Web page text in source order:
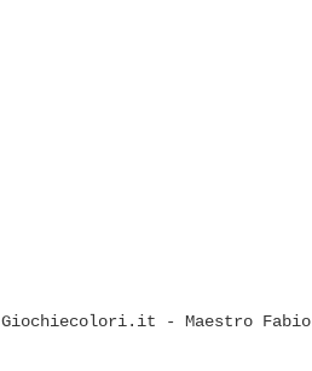
Giochiecolori.it - Maestro Fabio